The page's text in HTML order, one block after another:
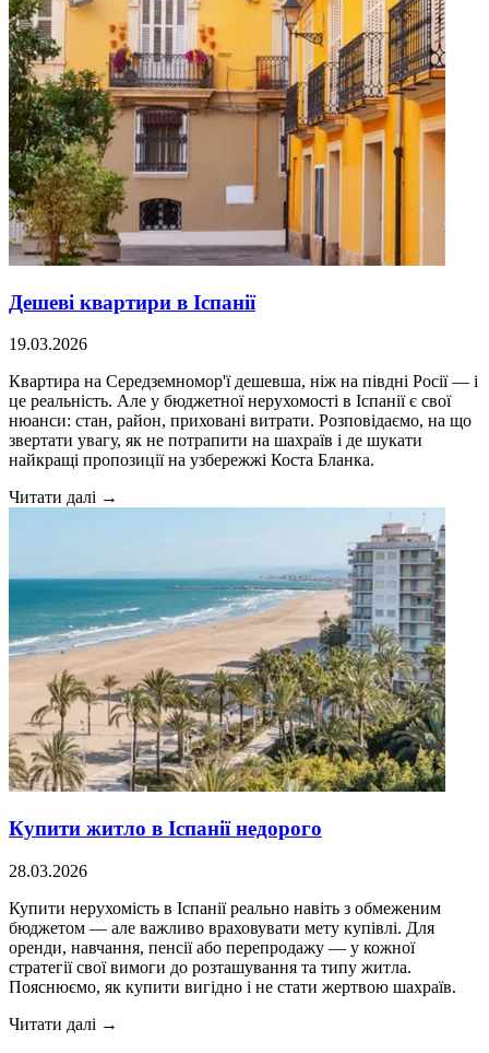
Дешеві квартири в Іспанії
19.03.2026
Квартира на Середземномор'ї дешевша, ніж на півдні Росії — і
це реальність. Але у бюджетної нерухомості в Іспанії є свої
нюанси: стан, район, приховані витрати. Розповідаємо, на що
звертати увагу, як не потрапити на шахраїв і де шукати
найкращі пропозиції на узбережжі Коста Бланка.
Читати далі →
Купити житло в Іспанії недорого
28.03.2026
Купити нерухомість в Іспанії реально навіть з обмеженим
бюджетом — але важливо враховувати мету купівлі. Для
оренди, навчання, пенсії або перепродажу — у кожної
стратегії свої вимоги до розташування та типу житла.
Пояснюємо, як купити вигідно і не стати жертвою шахраїв.
Читати далі →